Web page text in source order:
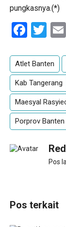
pungkasnya.(*)
Atlet Banten
Kab Tangerang
Maesyal
Porprov Banten
Pos
Pos terkait